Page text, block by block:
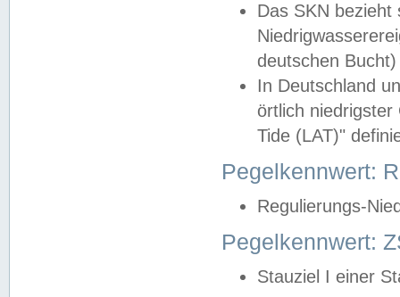
Das SKN
deutschen
In Deutschland
örtlich
Tide (LAT)"
Pegelkennwert:
Regulierungs-
Pegelkennwert:
Stauziel I einer